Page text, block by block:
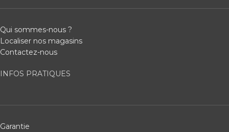
Qui sommes-nous ?
Localiser nos magasins
Contactez-nous
INFOS PRATIQUES
Garantie